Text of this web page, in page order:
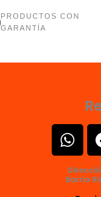
PRODUCTOS CON
GARANTÍA
W
h
a
t
Barrio